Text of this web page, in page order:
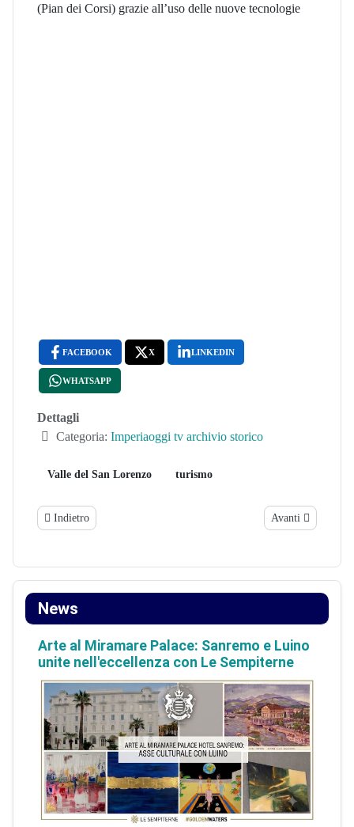
(Pian dei Corsi) grazie all’uso delle nuove tecnologie
FACEBOOK X LINKEDIN
WHATSAPP
Dettagli
Categoria: Imperiaoggi tv archivio storico
Valle del San Lorenzo turismo
Articolo precedente: DA SAN LORENZO'S GOT TALENT AI
Indietro Articolo
Avanti
News
Arte al Miramare Palace: Sanremo e Luino
unite nell'eccellenza con Le Sempiterne